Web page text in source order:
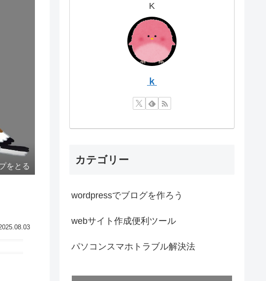
をとる
K
ｋ
カテゴリー
wordpressでブログを作ろう
webサイト作成便利ツール
パソコンスマホトラブル解決法